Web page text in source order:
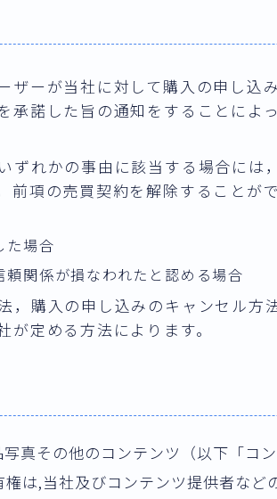
ザーが当社に対して購入の申し込
承諾した旨の通知をすることによ
ずれかの事由に該当する場合には
前項の売買契約を解除することが
た場合
関係が損なわれたと認める場合
，購入の申し込みのキャンセル方
定める方法によります。
真その他のコンテンツ（以下「コ
は,当社及びコンテンツ提供者など